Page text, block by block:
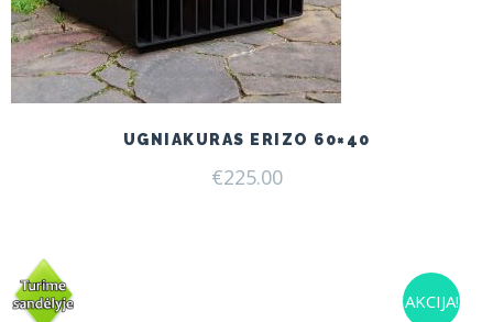
UGNIAKURAS ERIZO 60×40
€225.00
AKCIJA!